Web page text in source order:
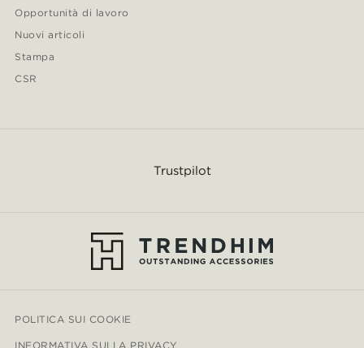
Opportunità di lavoro
Nuovi articoli
Stampa
CSR
Trustpilot
POLITICA SUI COOKIE
INFORMATIVA SULLA PRIVACY